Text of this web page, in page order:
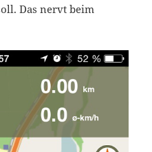
Das nervt beim